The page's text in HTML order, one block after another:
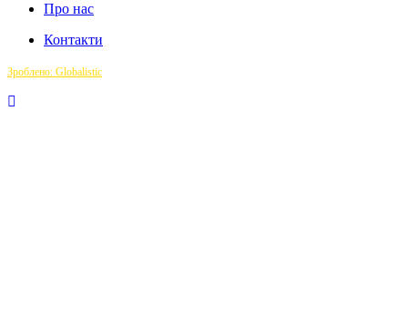
Про нас
Контакти
Зроблено: Globalistic